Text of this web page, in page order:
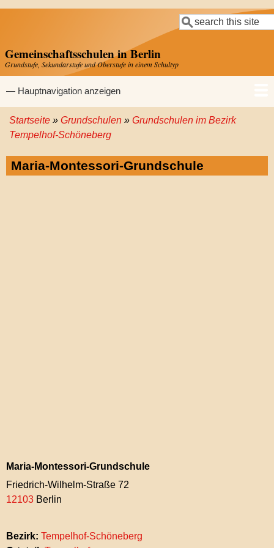
Suche
Gemeinschaftsschulen in Berlin
Grundstufe, Sekundarstufe und Oberstufe in einem Schultyp
Hauptnavigation
— Hauptnavigation anzeigen
Startseite
Gemeinschaftsschulen
Grundschulen
Sekundarschulen
Gymnasien
Pfadnavigation
Startseite Grundschulen
Grundschulen im Bezirk
Tempelhof-Schöneberg
Maria-Montessori-Grundschule
Maria-Montessori-Grundschule
Friedrich-Wilhelm-Straße 72
12103 Berlin
Bezirk: Tempelhof-Schöneberg